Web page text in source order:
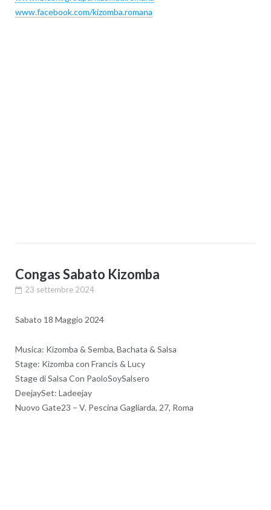
www.facebook.com/kizomba.romana
Congas Sabato Kizomba
23 settembre 2024
Sabato 18 Maggio 2024
Musica: Kizomba & Semba, Bachata & Salsa
Stage: Kizomba con Francis & Lucy
Stage di Salsa Con PaoloSoySalsero
DeejaySet: Ladeejay
Nuovo Gate23 – V. Pescina Gagliarda, 27, Roma